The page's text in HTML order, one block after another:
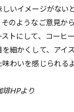
しいイメージがない
そのようなご意見か
ストにして、コーヒ
を細かくして、アイ
味わいを感じられる
琲HPより